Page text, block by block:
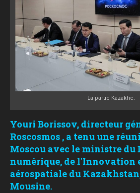
La partie Kazakhe.
Youri Borissov, directeur
Roscosmos , a tenu une
Moscou avec le ministre du
numérique, de l'Innovation
aérospatiale du
Mousine.